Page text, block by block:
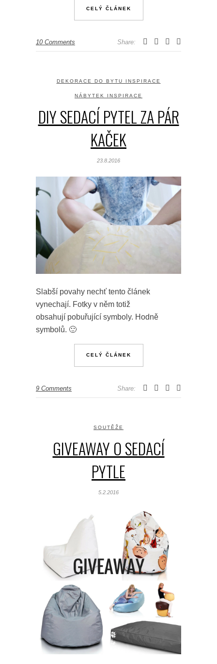
CELÝ ČLÁNEK
10 Comments Share:
DEKORACE DO BYTU INSPIRACE
NÁBYTEK INSPIRACE
DIY SEDACÍ PYTEL ZA PÁR
KAČEK
23.8.2016
Slabší povahy nechť tento článek
vynechají. Fotky v něm totiž
obsahují pobuřující symboly. Hodně
symbolů. 🙂
CELÝ ČLÁNEK
9 Comments Share:
SOUTĚŽE
GIVEAWAY O SEDACÍ
PYTLE
5.2.2016